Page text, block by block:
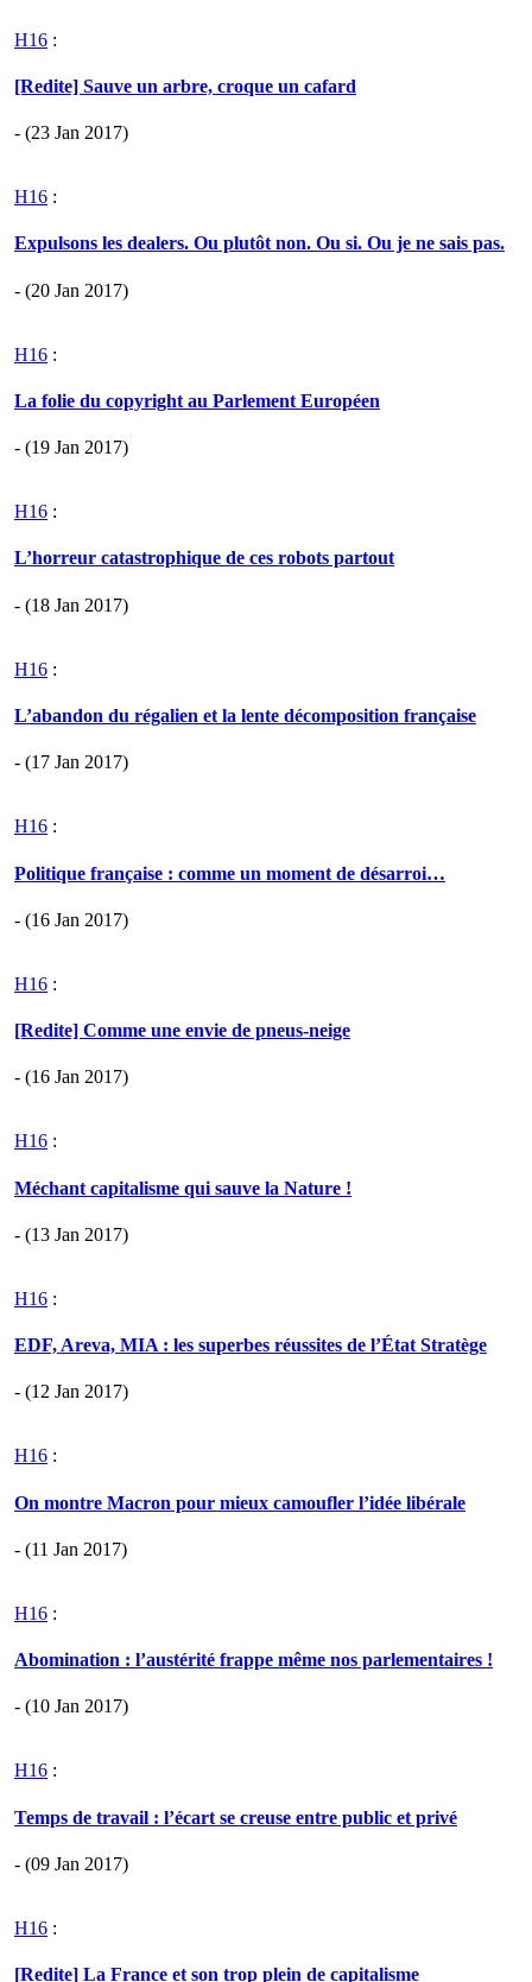
H16 :
[Redite] Sauve un arbre, croque un cafard
- (23 Jan 2017)
H16 :
Expulsons les dealers. Ou plutôt non. Ou si. Ou je ne sais pas.
- (20 Jan 2017)
H16 :
La folie du copyright au Parlement Européen
- (19 Jan 2017)
H16 :
L’horreur catastrophique de ces robots partout
- (18 Jan 2017)
H16 :
L’abandon du régalien et la lente décomposition française
- (17 Jan 2017)
H16 :
Politique française : comme un moment de désarroi…
- (16 Jan 2017)
H16 :
[Redite] Comme une envie de pneus-neige
- (16 Jan 2017)
H16 :
Méchant capitalisme qui sauve la Nature !
- (13 Jan 2017)
H16 :
EDF, Areva, MIA : les superbes réussites de l’État Stratège
- (12 Jan 2017)
H16 :
On montre Macron pour mieux camoufler l’idée libérale
- (11 Jan 2017)
H16 :
Abomination : l’austérité frappe même nos parlementaires !
- (10 Jan 2017)
H16 :
Temps de travail : l’écart se creuse entre public et privé
- (09 Jan 2017)
H16 :
[Redite] La France et son trop plein de capitalisme